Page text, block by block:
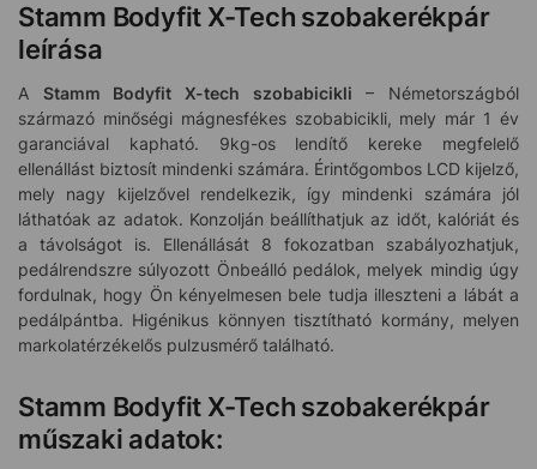
Stamm Bodyfit X-Tech szobakerékpár
leírása
A Stamm Bodyfit X-tech szobabicikli – Németországból
származó minőségi mágnesfékes szobabicikli, mely már 1 év
garanciával kapható. 9kg-os lendítő kereke megfelelő
ellenállást biztosít mindenki számára. Érintőgombos LCD kijelző,
mely nagy kijelzővel rendelkezik, így mindenki számára jól
láthatóak az adatok. Konzolján beállíthatjuk az időt, kalóriát és
a távolságot is. Ellenállását 8 fokozatban szabályozhatjuk,
pedálrendszre súlyozott Önbeálló pedálok, melyek mindig úgy
fordulnak, hogy Ön kényelmesen bele tudja illeszteni a lábát a
pedálpántba. Higénikus könnyen tisztítható kormány, melyen
markolatérzékelős pulzusmérő található.
Stamm Bodyfit X-Tech szobakerékpár
műszaki adatok: